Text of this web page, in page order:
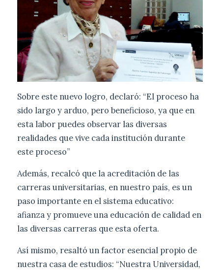
Sobre este nuevo logro, declaró: “El proceso ha
sido largo y arduo, pero beneficioso, ya que en
esta labor puedes observar las diversas
realidades que vive cada institución durante
este proceso”
Además, recalcó que la acreditación de las
carreras universitarias, en nuestro país, es un
paso importante en el sistema educativo:
afianza y promueve una educación de calidad en
las diversas carreras que esta oferta.
Así mismo, resaltó un factor esencial propio de
nuestra casa de estudios: “Nuestra Universidad,